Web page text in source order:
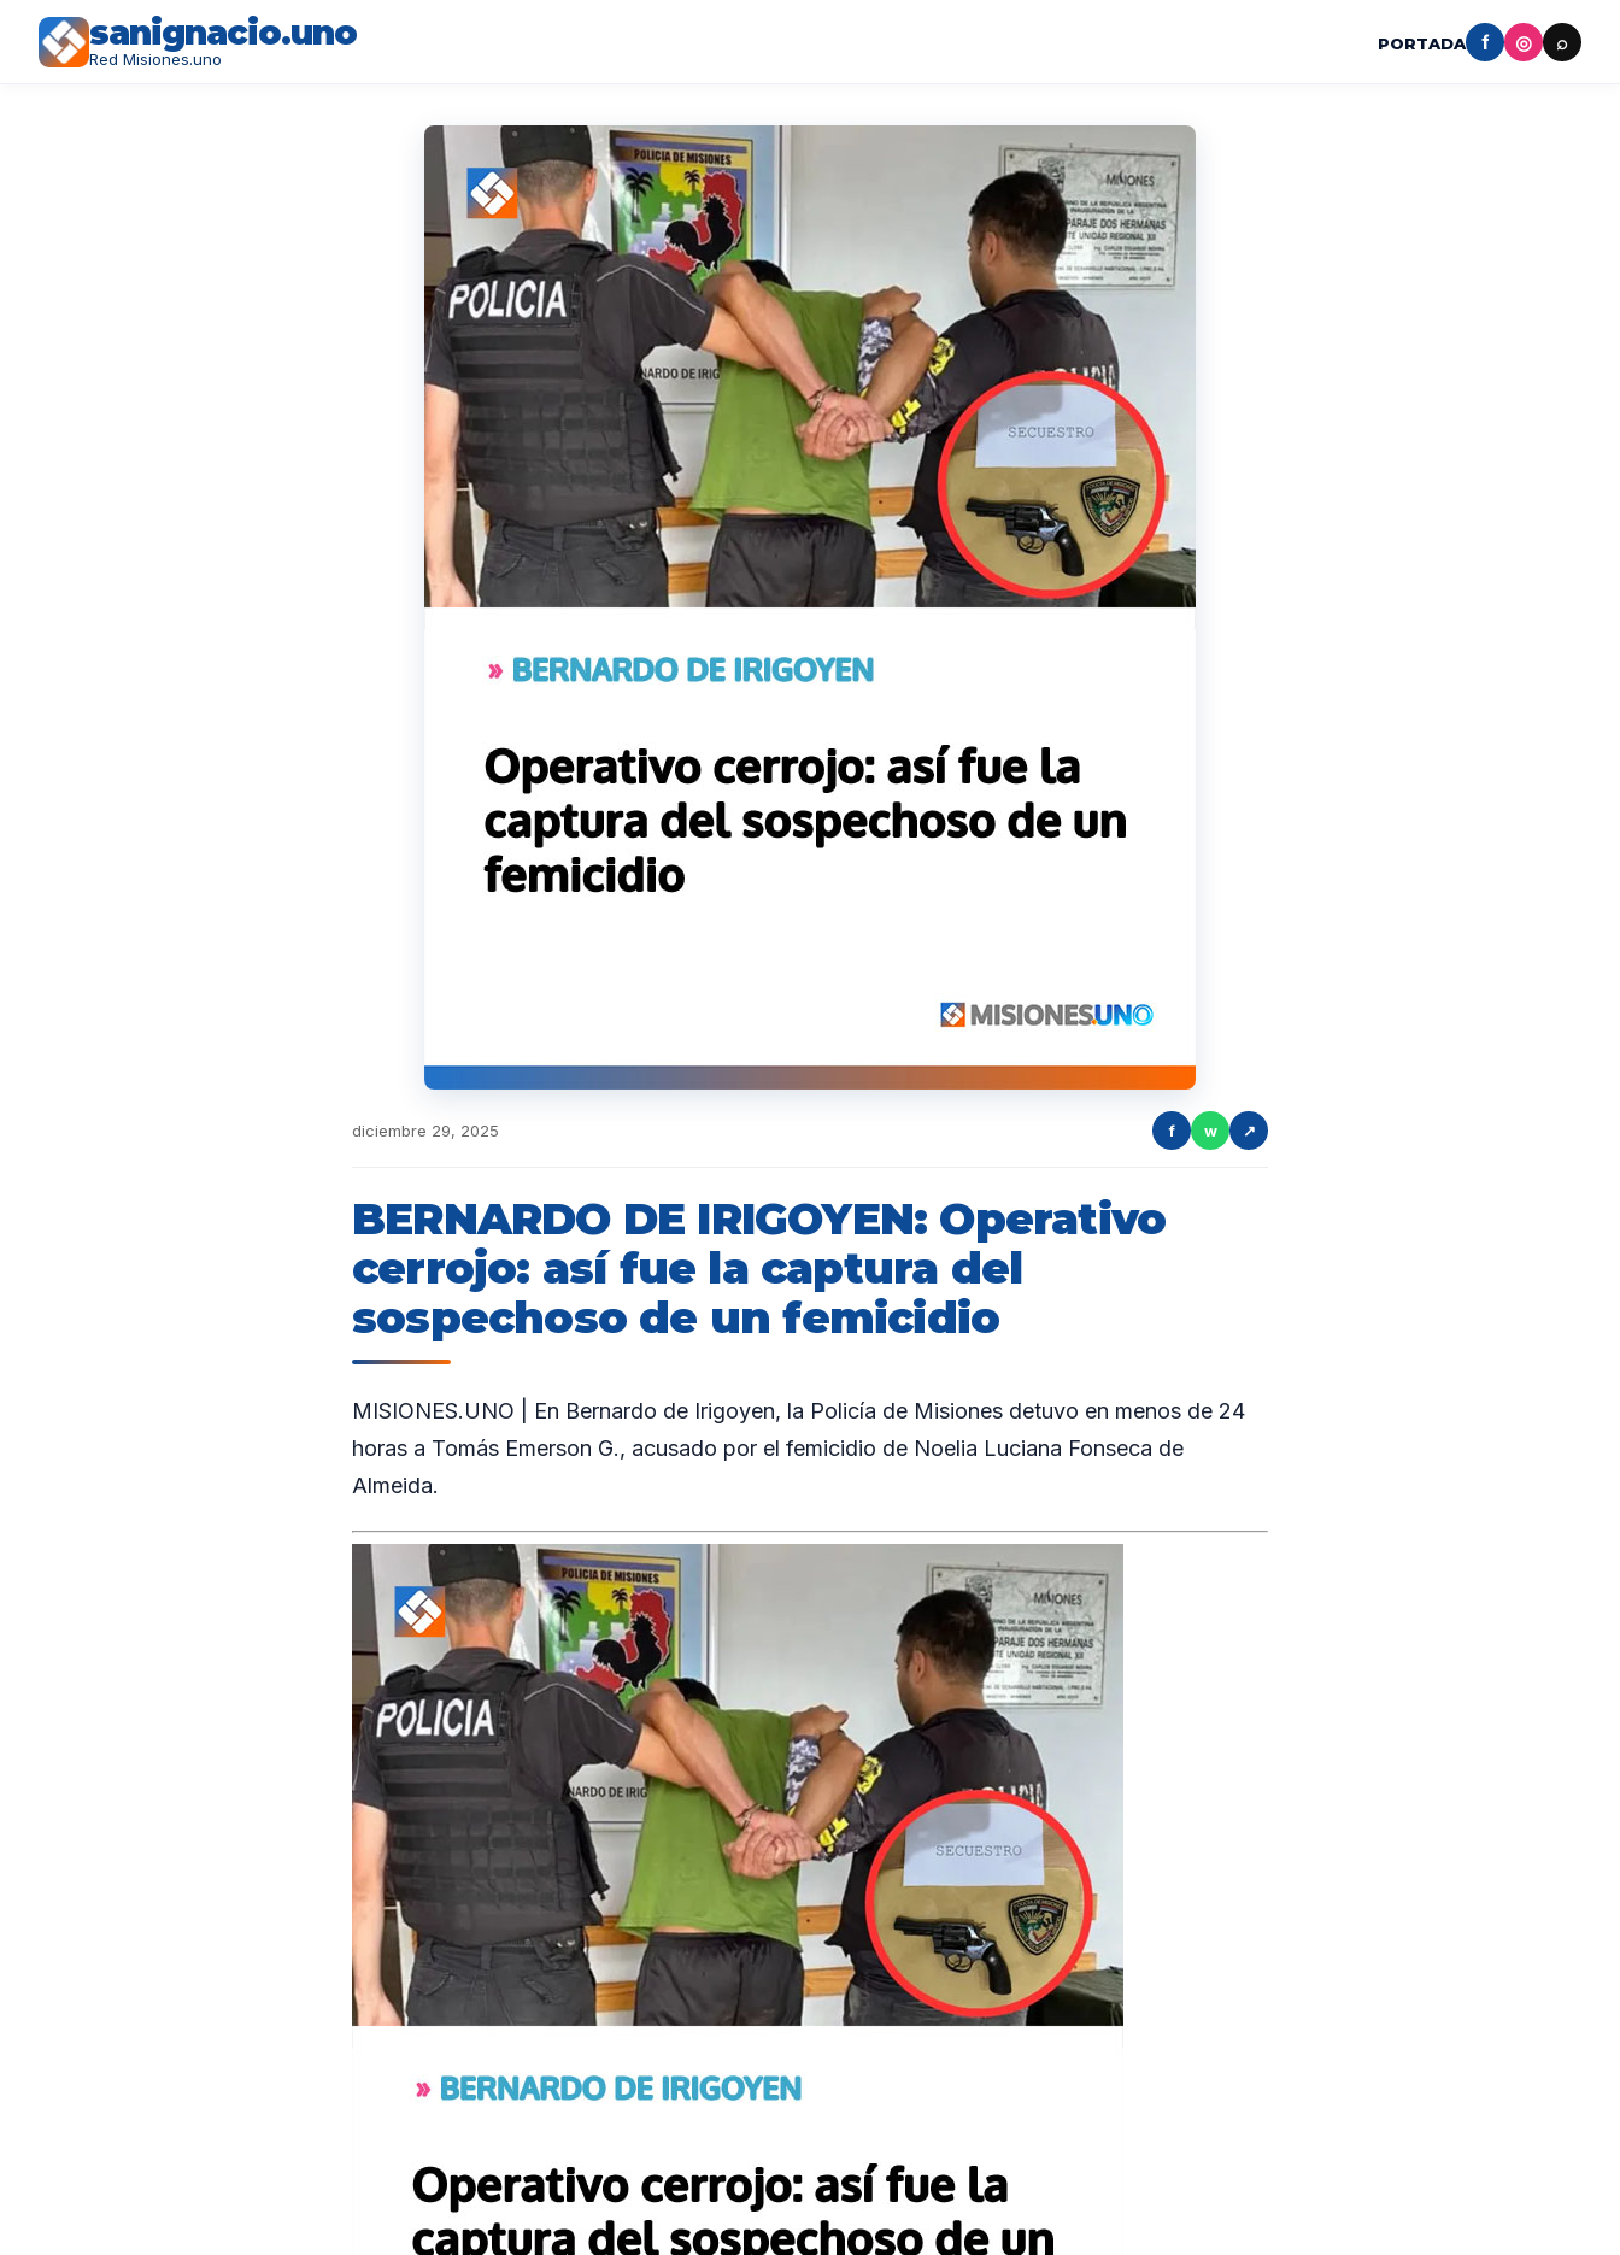
sanignacio.uno
Red Misiones.uno
PORTADA f ◎ ⌕
diciembre 29, 2025 f w ↗
BERNARDO DE IRIGOYEN: Operativo
cerrojo: así fue la captura del
sospechoso de un femicidio
MISIONES.UNO | En Bernardo de Irigoyen, la Policía de Misiones detuvo en menos de 24
horas a Tomás Emerson G., acusado por el femicidio de Noelia Luciana Fonseca de
Almeida.